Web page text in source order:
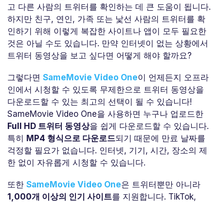
고 다른 사람의 트위터를 확인하는 데 큰 도움이 됩니다.
하지만 친구, 연인, 가족 또는 낯선 사람의 트위터를 확
인하기 위해 이렇게 복잡한 사이트나 앱이 모두 필요한
것은 아닐 수도 있습니다. 만약 인터넷이 없는 상황에서
트위터 동영상을 보고 싶다면 어떻게 해야 할까요?
그렇다면 SameMovie Video One이 언제든지 오프라
인에서 시청할 수 있도록 무제한으로 트위터 동영상을
다운로드할 수 있는 최고의 선택이 될 수 있습니다!
SameMovie Video One을 사용하면 누구나 업로드한
Full HD 트위터 동영상을 쉽게 다운로드할 수 있습니다.
특히 MP4 형식으로 다운로드되기 때문에 만료 날짜를
걱정할 필요가 없습니다. 인터넷, 기기, 시간, 장소의 제
한 없이 자유롭게 시청할 수 있습니다.
또한 SameMovie Video One은 트위터뿐만 아니라
1,000개 이상의 인기 사이트를 지원합니다. TikTok,